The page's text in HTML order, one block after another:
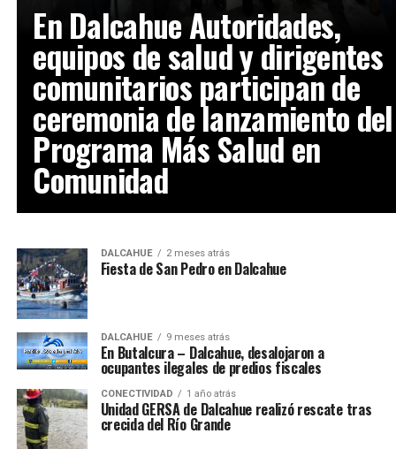
En Dalcahue Autoridades,
equipos de salud y dirigentes
comunitarios participan de
ceremonia de lanzamiento del
Programa Más Salud en
Comunidad
DALCAHUE 2 meses atrás
Fiesta de San Pedro en Dalcahue
DALCAHUE 9 meses atrás
En Butalcura – Dalcahue, desalojaron a
ocupantes ilegales de predios fiscales
CONECTIVIDAD 1 año atrás
Unidad GERSA de Dalcahue realizó rescate tras
crecida del Río Grande